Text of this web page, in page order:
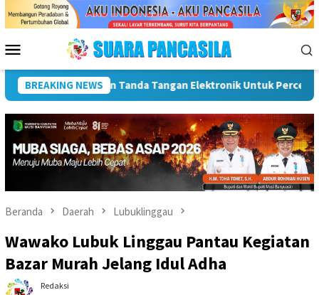
Menu
Mobile
BREAKING NEWS
SPBE Dorong UMKM Naik Kelas, Ratu Dewa
Beranda Daerah Lubuklinggau
Wawako Lubuk Linggau Pantau Kegiatan
Bazar Murah Jelang Idul Adha
Redaksi